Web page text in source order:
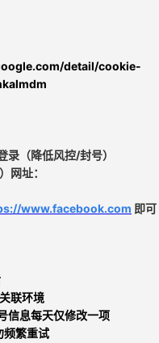
detail/cookie-
录（降低风控/封号）
网址：
www.facebook.com 即可
联环境
信息每天仅修改一项
频繁重试